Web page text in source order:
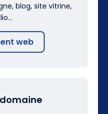
blog, site vitrine,
web